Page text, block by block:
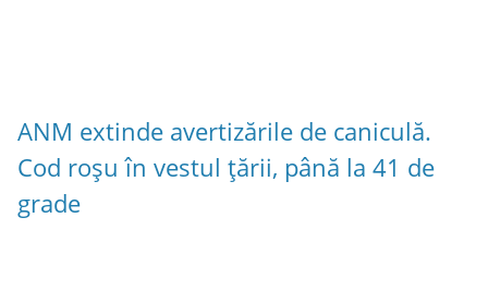
ANM extinde avertizările de caniculă.
Cod roșu în vestul țării, până la 41 de
grade